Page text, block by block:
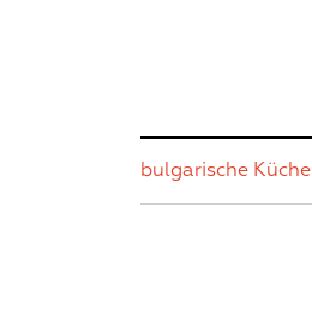
bulgarische Küche